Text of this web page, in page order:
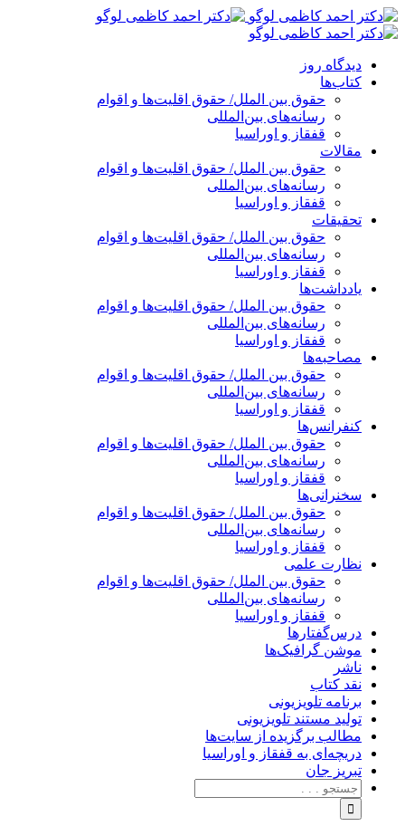
پرش
به
دیدگاه روز
کتاب‌ها
حقوق بین الملل/ حقوق اقلیت‌ها و اقوام
رسانه‌های بین‌المللی
قفقاز و اوراسیا
مقالات
حقوق بین الملل/ حقوق اقلیت‌ها و اقوام
رسانه‌های بین‌المللی
قفقاز و اوراسیا
تحقیقات
حقوق بین الملل/ حقوق اقلیت‌ها و اقوام
رسانه‌های بین‌المللی
قفقاز و اوراسیا
یادداشت‌ها
حقوق بین الملل/ حقوق اقلیت‌ها و اقوام
رسانه‌های بین‌المللی
قفقاز و اوراسیا
مصاحبه‌ها
حقوق بین الملل/ حقوق اقلیت‌ها و اقوام
رسانه‌های بین‌المللی
قفقاز و اوراسیا
کنفرانس‌ها
حقوق بین الملل/ حقوق اقلیت‌ها و اقوام
رسانه‌های بین‌المللی
قفقاز و اوراسیا
سخنرانی‌ها
حقوق بین الملل/ حقوق اقلیت‌ها و اقوام
رسانه‌های بین‌المللی
قفقاز و اوراسیا
نظارت علمی
حقوق بین الملل/ حقوق اقلیت‌ها و اقوام
رسانه‌های بین‌المللی
قفقاز و اوراسیا
درس‌گفتارها
موشن گرافیک‌ها
ناشر
نقد کتاب
برنامه‌ تلویزیونی
تولید مستند تلویزیونی
مطالب برگزیده از سایت‌ها
دریچه‌ای به قفقاز و اوراسیا
تبریزِ جان
جستجو
برای: